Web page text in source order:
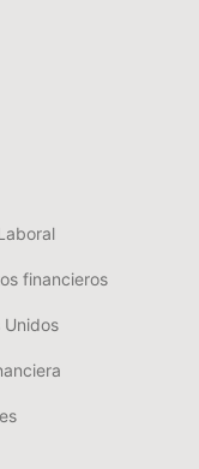
financieros
Unidos